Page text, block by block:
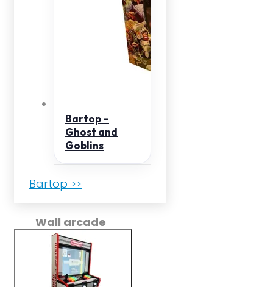
Bartop –
Ghost and
Goblins
Bartop >>
Wall arcade